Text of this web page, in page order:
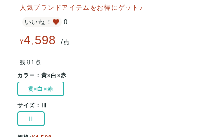
人気ブランドアイテムをお得にゲット♪
いいね！
0
¥4,598 / 点
残り1点
カラー： 黄×白×赤
黄×白×赤
サイズ： Ⅲ
Ⅲ